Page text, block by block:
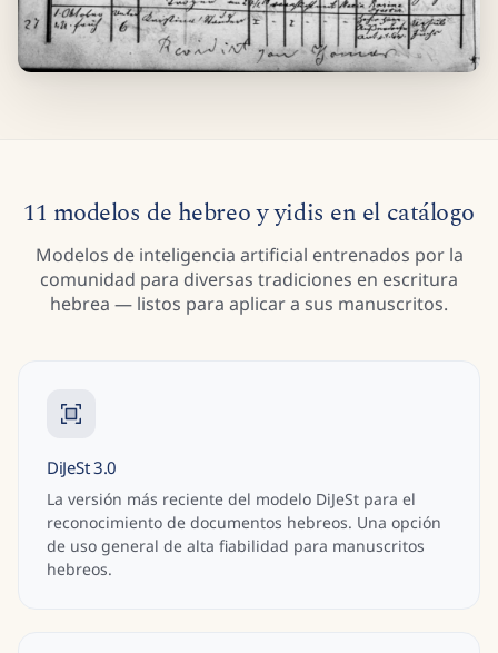
11 modelos de hebreo y yidis en el catálogo
Modelos de inteligencia artificial entrenados por la
comunidad para diversas tradiciones en escritura
hebrea — listos para aplicar a sus manuscritos.
DiJeSt 3.0
La versión más reciente del modelo DiJeSt para el
reconocimiento de documentos hebreos. Una opción
de uso general de alta fiabilidad para manuscritos
hebreos.